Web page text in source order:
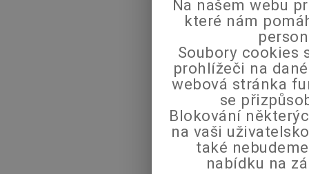
Na našem webu
které nám
Soubory cookies
prohlížeči na
webová stránka
se
Blokování
na vaši
také
nabídku na